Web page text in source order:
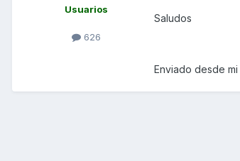
Usuarios
626
Saludos
Enviado desde